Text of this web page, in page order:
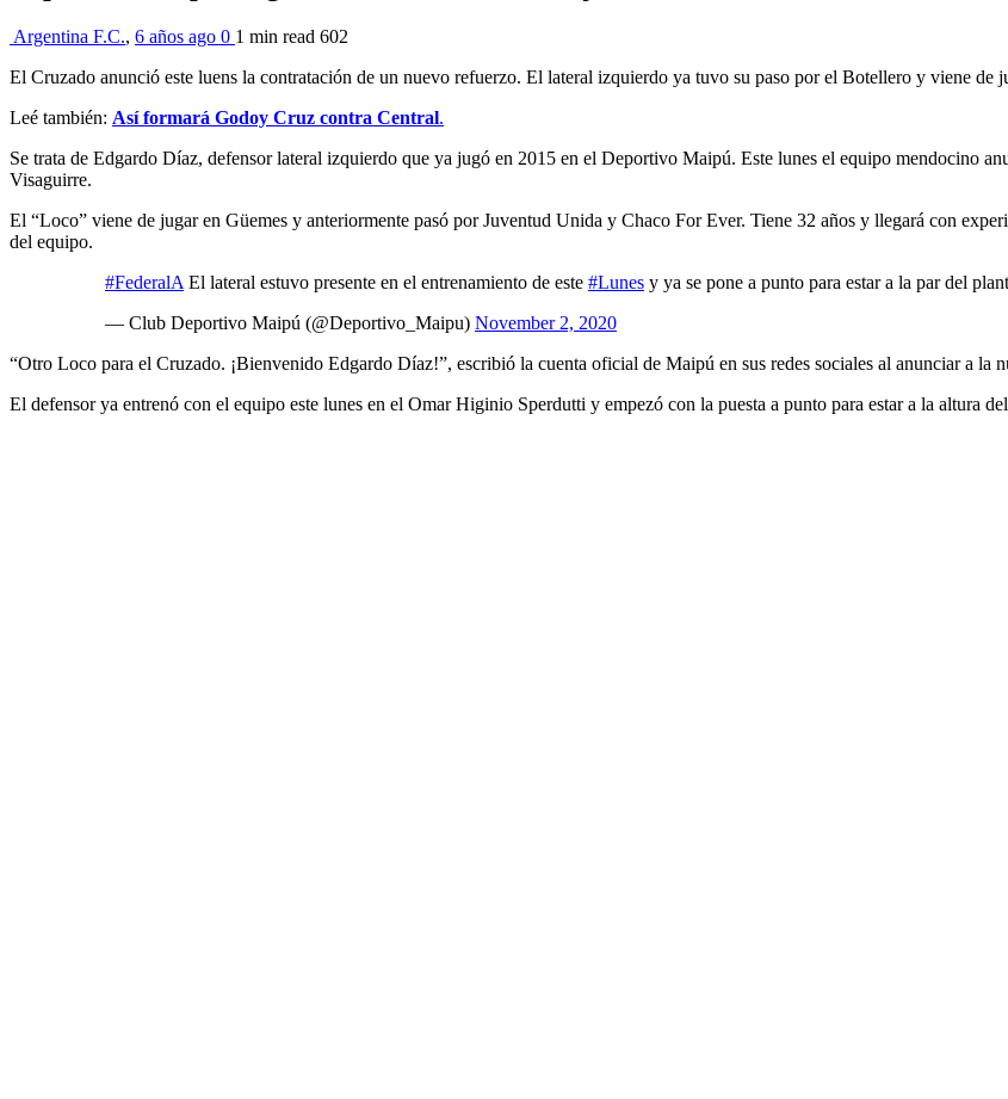
Argentina F.C., 6 años ago 0 1 min read 602
El Cruzado anunció este luens la contratación de un nuevo refuerzo. El lateral izquierdo ya tuvo su paso por el Botellero y viene de
Leé también: Así formará Godoy Cruz contra Central.
Se trata de Edgardo Díaz, defensor lateral izquierdo que ya jugó en 2015 en el Deportivo Maipú. Este lunes el equipo mendocino
Visaguirre.
El “Loco” viene de jugar en Güemes y anteriormente pasó por Juventud Unida y Chaco For Ever. Tiene 32 años y llegará con
del equipo.
#FederalA El lateral estuvo presente en el entrenamiento de este #Lunes y ya se pone a punto para estar a la par del
— Club Deportivo Maipú (@Deportivo_Maipu) November 2, 2020
“Otro Loco para el Cruzado. ¡Bienvenido Edgardo Díaz!”, escribió la cuenta oficial de Maipú en sus redes sociales al anunciar a la
El defensor ya entrenó con el equipo este lunes en el Omar Higinio Sperdutti y empezó con la puesta a punto para estar a la altura